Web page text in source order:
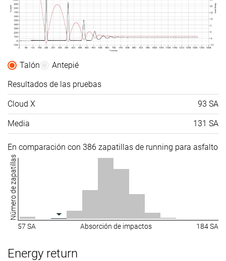
Talón
Antepié
Resultados de las pruebas
Cloud X 93 SA
Media 131 SA
En comparación con 386 zapatillas de running para asfalto
Número de zapatillas
57 SA Absorción de impactos 184 SA
Energy return